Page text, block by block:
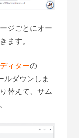
ジごとにオー
ます。
ィターの
ルダウンしま
替えて、サム